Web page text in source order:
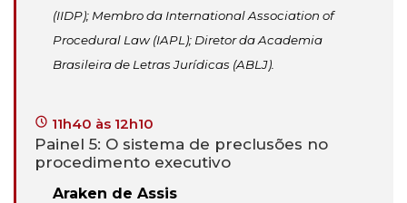
(IIDP); Membro da International Association of
Procedural Law (IAPL); Diretor da Academia
Brasileira de Letras Jurídicas (ABLJ).
11h40 às 12h10
Painel 5: O sistema de preclusões no
procedimento executivo
Araken de Assis